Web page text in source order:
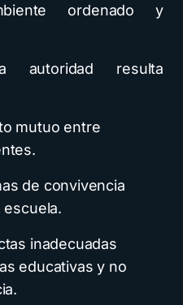
ordenado y
autoridad resulta
mutuo entre
de convivencia
escuela.
inadecuadas
educativas y no